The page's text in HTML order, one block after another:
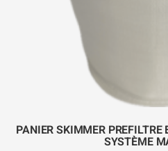
PANIER SKIMMER
SYSTÈME